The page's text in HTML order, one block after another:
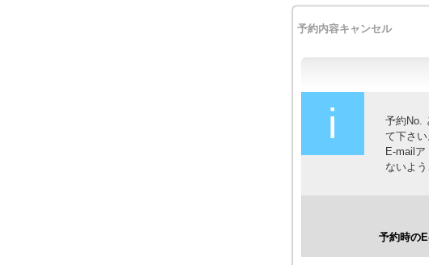
予約内容キャンセル
i
予約No.
て下さい
E-mail
ないよう
予約時の